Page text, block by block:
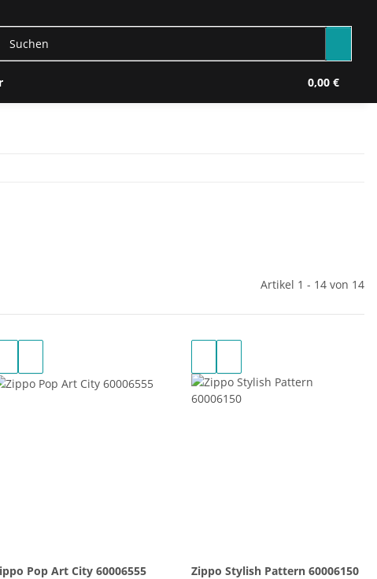
0,00 €
Artikel 1 - 14 von 14
Pop Art City 60006555 Zippo Stylish Pattern 60006150